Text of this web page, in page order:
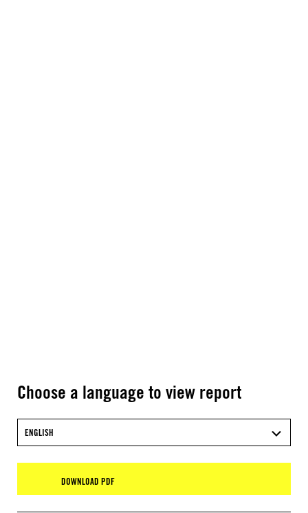
Choose a language to view report
ENGLISH
DOWNLOAD PDF